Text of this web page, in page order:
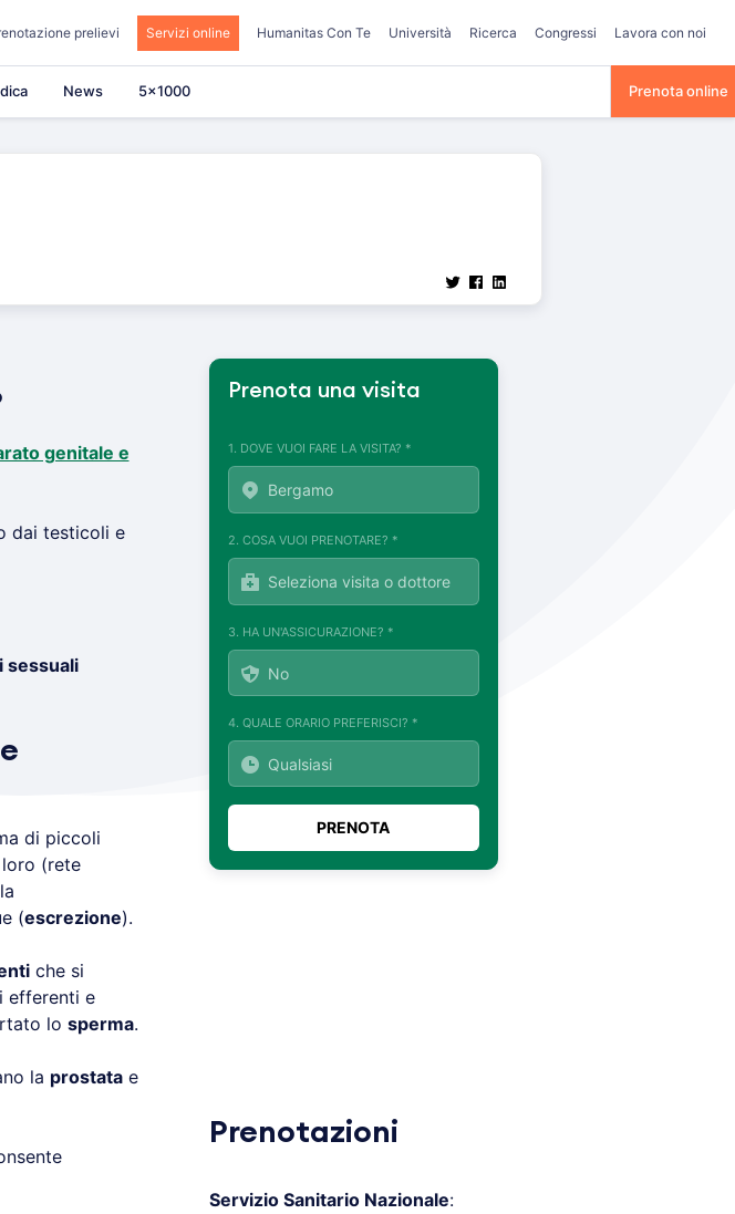
prelievi Servizi online Humanitas Con Te Università Ricerca Congressi Lavora con noi
News 5×1000 Prenota online
genitale e
dai testicoli e
sessuali
di piccoli
(rete
(escrezione).
che si
efferenti e
lo sperma.
la prostatae
Prenota una visita
1. DOVE VUOI FARE LA VISITA? *
2. COSA VUOI PRENOTARE? *
3. HA UN'ASSICURAZIONE? *
4. QUALE ORARIO PREFERISCI? *
Prenotazioni
Servizio Sanitario Nazionale: